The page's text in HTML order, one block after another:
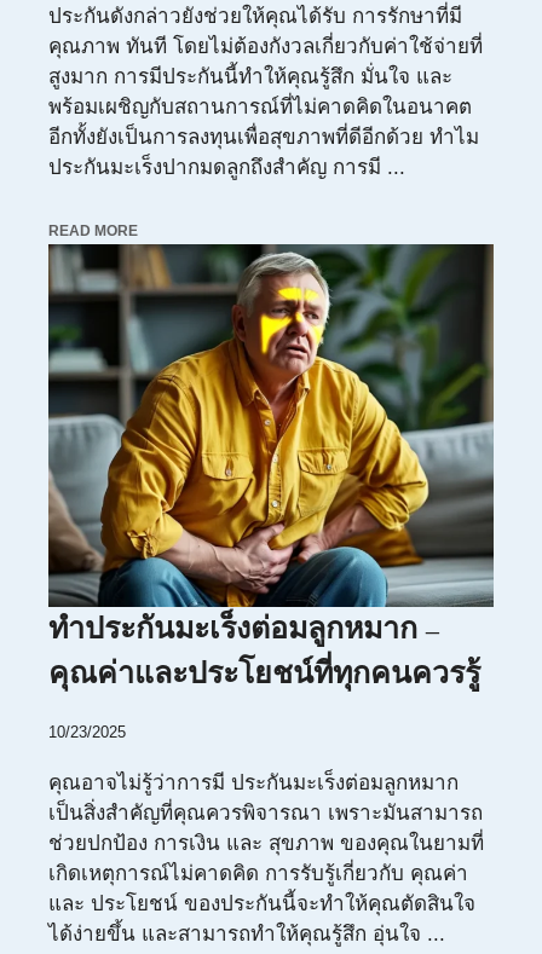
ประกันดังกล่าวยังช่วยให้คุณได้รับ การรักษาที่มี
คุณภาพ ทันที โดยไม่ต้องกังวลเกี่ยวกับค่าใช้จ่ายที่
สูงมาก การมีประกันนี้ทำให้คุณรู้สึก มั่นใจ และ
พร้อมเผชิญกับสถานการณ์ที่ไม่คาดคิดในอนาคต
อีกทั้งยังเป็นการลงทุนเพื่อสุขภาพที่ดีอีกด้วย ทำไม
ประกันมะเร็งปากมดลูกถึงสำคัญ การมี ...
READ MORE
ทำประกันมะเร็งต่อมลูกหมาก –
คุณค่าและประโยชน์ที่ทุกคนควรรู้
10/23/2025
คุณอาจไม่รู้ว่าการมี ประกันมะเร็งต่อมลูกหมาก
เป็นสิ่งสำคัญที่คุณควรพิจารณา เพราะมันสามารถ
ช่วยปกป้อง การเงิน และ สุขภาพ ของคุณในยามที่
เกิดเหตุการณ์ไม่คาดคิด การรับรู้เกี่ยวกับ คุณค่า
และ ประโยชน์ ของประกันนี้จะทำให้คุณตัดสินใจ
ได้ง่ายขึ้น และสามารถทำให้คุณรู้สึก อุ่นใจ ...